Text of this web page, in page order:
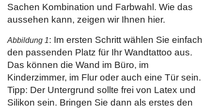
Sachen Kombination und Farbwahl. Wie das
aussehen kann, zeigen wir Ihnen hier.
Abbildung 1: Im ersten Schritt wählen Sie einfach
den passenden Platz für Ihr Wandtattoo aus.
Das können die Wand im Büro, im
Kinderzimmer, im Flur oder auch eine Tür sein.
Tipp: Der Untergrund sollte frei von Latex und
Silikon sein. Bringen Sie dann als erstes den